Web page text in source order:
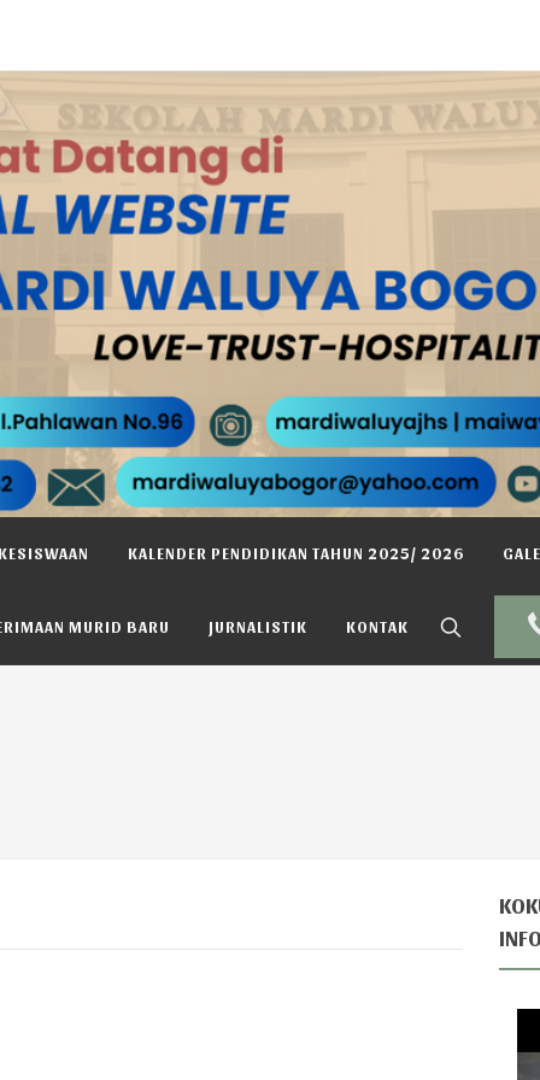
Bogor 2023 - Grand Ce...
AJARAN 2024/2025...
TA. 2022/2023...
2023...
2021...
Bogor Tahun Pelajaran...
- Budaya Mardi Waluy...
KALENDER PENDIDIKAN TAHUN 2025/ 2026
MURID BARU JURNALISTIK KONTAK